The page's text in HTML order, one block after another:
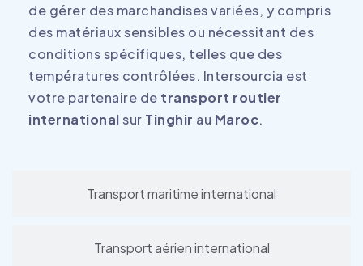
Transport maritime international
Transport aérien international
de gérer des marchandises variées, y compris
des matériaux sensibles ou nécessitant des
conditions spécifiques, telles que des
températures contrôlées. Intersourcia est
votre partenaire de transport routier
internationalsur Tinghir au Maroc.